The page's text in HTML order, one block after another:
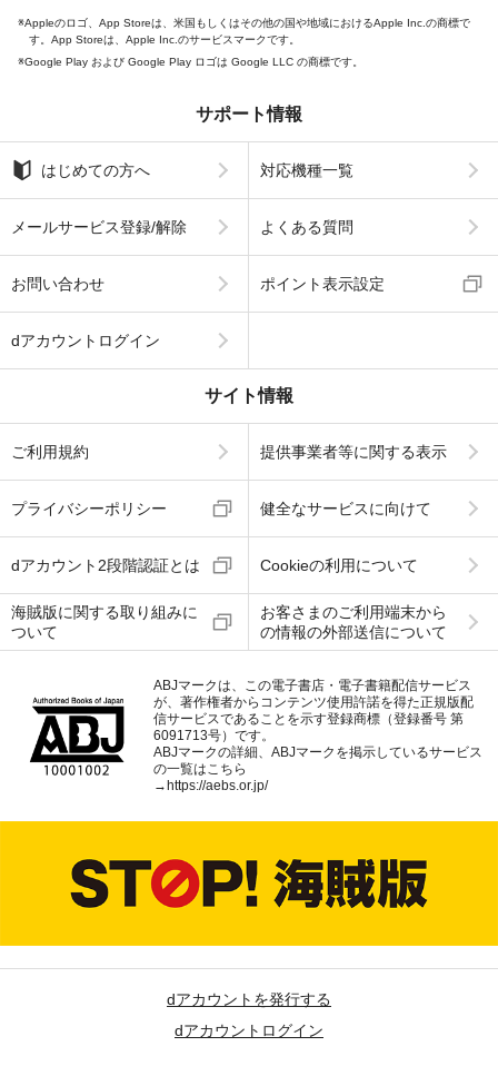
Appleのロゴ、App Storeは、米国もしくはその他の国や地域におけるApple Inc.の商標で
す。App Storeは、Apple Inc.のサービスマークです。
Google Play および Google Play ロゴは Google LLC の商標です。
サポート情報
はじめての方へ 対応機種一覧
メールサービス登録/解除 よくある質問
お問い合わせ ポイント表示設定
dアカウントログイン
サイト情報
ご利用規約 提供事業者等に関する表示
プライバシーポリシー 健全なサービスに向けて
dアカウント2段階認証とは Cookieの利用について
海賊版に関する取り組みに
ついて
お客さまのご利用端末から
の情報の外部送信について
ABJマークは、この電子書店・電子書籍配信サービス
が、著作権者からコンテンツ使用許諾を得た正規版配
信サービスであることを示す登録商標（登録番号 第
6091713号）です。
ABJマークの詳細、ABJマークを掲示しているサービス
の一覧はこちら
→ https://aebs.or.jp/
dアカウントを発行する
dアカウントログイン